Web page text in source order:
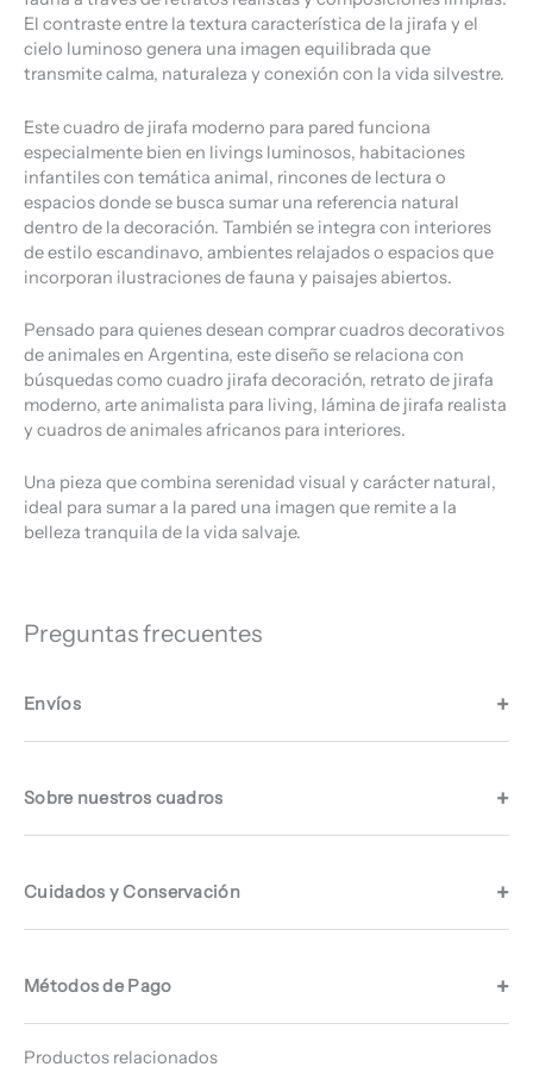
El contraste entre la textura característica de la jirafa y el
cielo luminoso genera una imagen equilibrada que
transmite calma, naturaleza y conexión con la vida silvestre.
Este cuadro de jirafa moderno para pared funciona
especialmente bien en livings luminosos, habitaciones
infantiles con temática animal, rincones de lectura o
espacios donde se busca sumar una referencia natural
dentro de la decoración. También se integra con interiores
de estilo escandinavo, ambientes relajados o espacios que
incorporan ilustraciones de fauna y paisajes abiertos.
Pensado para quienes desean comprar cuadros decorativos
de animales en Argentina, este diseño se relaciona con
búsquedas como cuadro jirafa decoración, retrato de jirafa
moderno, arte animalista para living, lámina de jirafa realista
y cuadros de animales africanos para interiores.
Una pieza que combina serenidad visual y carácter natural,
ideal para sumar a la pared una imagen que remite a la
belleza tranquila de la vida salvaje.
Preguntas frecuentes
Envíos
Sobre nuestros cuadros
Cuidados y Conservación
Métodos de Pago
Productos relacionados